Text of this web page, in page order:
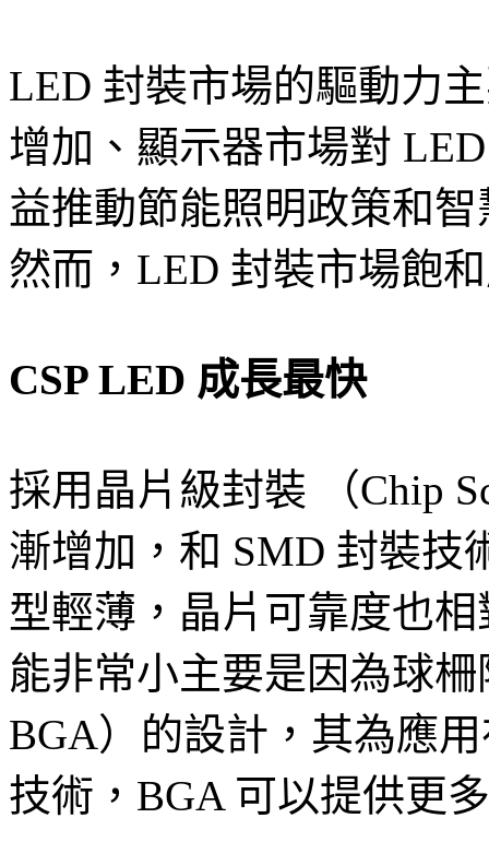
LED 封裝市場的驅動力
增加、顯示器市場對
益推動節能照明政策和
然而，LED 封裝市場飽
CSP LED 成長最快
採用晶片級封裝 （Chip
漸增加，和 SMD 封裝技
型輕薄，晶片可靠度也
能非常小主要是因為球
BGA）的設計，其為應
技術，BGA 可以提供更